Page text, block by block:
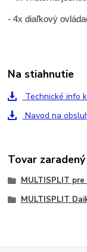
- 4x diaľkový
Na stiahnutie
Technické info
Navod na
Tovar
MULTISPLIT
MULTISPLIT